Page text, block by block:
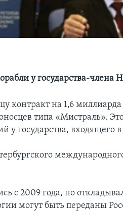
у государства-члена
контракт на 1,6 миллиарда
типа «Мистраль».
у государства, входящего
с 2009 года, но
могут быть переданы